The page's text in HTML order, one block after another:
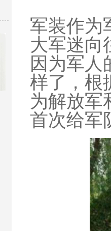
军装作为
大军迷向
因为军人
样了，根
为解放军
首次给军